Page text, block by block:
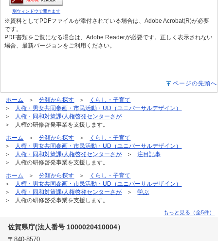
別ウィンドウで開きます
※資料としてPDFファイルが添付されている場合は、Adobe Acrobat(R)が必要
です。
PDF書類をご覧になる場合は、Adobe Readerが必要です。正しく表示されない
場合、最新バージョンをご利用ください。
ページの先頭へ
ホーム 分類から探す
くらし・子育て
人権・男女共同参画・市民活動・UD（ユニバーサルデザイン）
人権・同和対策課/人権啓発センターさが
人権の研修啓発事業を支援します。
ホーム
分類から探す
くらし・子育て
人権・男女共同参画・市民活動・UD（ユニバーサルデザイン）
人権・同和対策課/人権啓発センターさが
注目記事
人権の研修啓発事業を支援します。
ホーム
分類から探す
くらし・子育て
人権・男女共同参画・市民活動・UD（ユニバーサルデザイン）
人権・同和対策課/人権啓発センターさが
学ぶ
人権の研修啓発事業を支援します。
もっと見る（全5件）
佐賀県庁(法人番号 1000020410004）
〒840-8570